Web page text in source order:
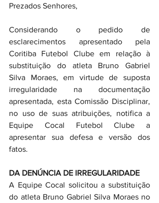
Prezados Senhores,
Considerando o pedido de
esclarecimentos apresentado pela
Coritiba Futebol Clube em relação à
substituição do atleta Bruno Gabriel
Silva Moraes, em virtude de suposta
irregularidade na documentação
apresentada, esta Comissão Disciplinar,
no uso de suas atribuições, notifica a
Equipe Cocal Futebol Clube a
apresentar sua defesa e versão dos
fatos.
DA DENÚNCIA DE IRREGULARIDADE
A Equipe Cocal solicitou a substituição
do atleta Bruno Gabriel Silva Moraes no